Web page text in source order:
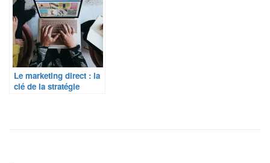
Le marketing direct : la
clé de la stratégie